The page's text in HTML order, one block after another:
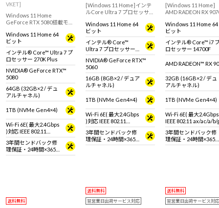
VKET]
Windows 11 Home
GeForce RTX 5080搭載モデ
ブを始める方におすすめな
モデル【DAIV 10周年3Dデー
タとオリジナル壁紙付
属！】
Windows 11 Home 64
ビット
インテル® Core™ Ultra 7 プ
ロセッサー 270K Plus
NVIDIA® GeForce RTX™
5080
64GB (32GB×2 / デュ
アルチャネル)
1TB (NVMe Gen4×4)
Wi-Fi 6E( 最大2.4Gbps
)対応 IEEE 802.11
ax/ac/a/b/g/n準拠 ＋
Bluetooth 5内蔵
3年間センドバック修
理保証・24時間×365
日電話サポート
送料無料
[Windows 11 Home]インテ
ルCore Ultra 7 プロセッサー
RTX 5060搭載でこれからク
リエイティブを始める方に
もおすすめのミニタワー型
デスクトップPC
Windows 11 Home 64
ビット
インテル® Core™
Ultra 7 プロセッサー
265
NVIDIA® GeForce RTX™
5060
16GB (8GB×2 / デュア
ルチャネル)
1TB (NVMe Gen4×4)
Wi-Fi 6E( 最大2.4Gbps
)対応 IEEE 802.11
ax/ac/a/b/g/n準拠 ＋
Bluetooth 5内蔵
3年間センドバック修
理保証・24時間×365
日電話サポート
送料無料
翌営業日出荷サービス対応
[Windows 11 Home]
AMD RADEON RX
イティブにおすすめ
クトップパソコン
Windows 11 Home 64
ビット
インテル® Core™ i7
ロセッサー 14700F
AMD RADEON™ RX
32GB (16GB×2 / デュ
アルチャネル)
1TB (NVMe Gen4×4)
Wi-Fi 6E( 最大
IEEE 802.11 ax/ac/a/
拠 ＋ Bluetooth 5内蔵
3年間センドバック修
理保証・24時間×365
日電話サポート
送料無料
翌営業日出荷サービス対応